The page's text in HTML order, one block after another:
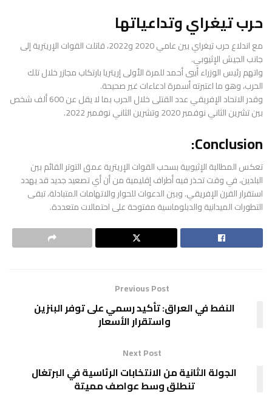
حرب تيغراي وتداعياتها
مع اندلاع حرب تيغراي بين عامي 2020 و2022، قاتلت القوات الإريترية إلى
جانب الجيش الإثيوبي.
واتهم رئيس الوزراء أبيي أحمد للمرة الأولى إريتريا بارتكاب مجازر خلال تلك
الحرب، وهو ما اعتبرته أسمرة ادعاءات غير صحيحة.
وقدر الاتحاد الإفريقي عدد القتلى خلال الحرب بما لا يقل عن 600 ألف شخص
بين تشرين الثاني نوفمبر 2020 وتشرين الثاني نوفمبر 2022.
Conclusion:
تعكس المطالبة الإثيوبية بسحب القوات الإريترية عمق التوتر القائم بين
البلدين، في وقت تحذر فيه أطراف إقليمية من أن أي تصعيد جديد قد يهدد
استقرار القرن الإفريقي. وبين الدعوات للحوار والاتهامات المتبادلة، تبقى
التطورات الميدانية والدبلوماسية مفتوحة على احتمالات متعددة.
Previous Post
النفط في العراق: تأكيد رسمي على توفر البنزين
واستقرار الأسعار
Next Post
الجولة الثانية من الانتخابات الرئاسية في البرتغال
تنطلق وسط عواصف مميتة